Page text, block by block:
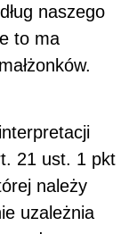
naszego
to ma
21 ust. 1 pkt
należy
uzależnia